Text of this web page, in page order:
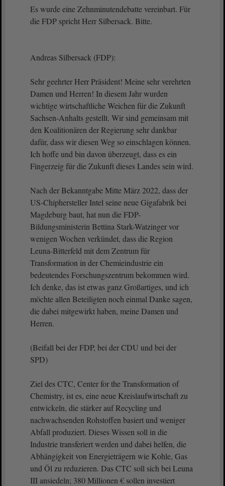
Es wurde eine Zehnminutendebatte vereinbart. Für
die FDP spricht Herr Silbersack. Bitte.
Andreas Silbersack (FDP):
Sehr geehrter Herr Präsident! Meine sehr verehrten
Damen und Herren! In diesem Jahr wurden
wichtige wirtschaftliche Weichen für die Zukunft
Sachsen-Anhalts gestellt. Wir sind gemeinsam mit
den Koalitionären der Regierung sehr dankbar
dafür, dass wir diesen Weg so einschlagen können.
Ich hoffe und bin davon überzeugt, dass es ein
Fingerzeig für die Zukunft dieses Landes sein wird.
Nach der Bekanntgabe Mitte März 2022, dass der
US-Chiphersteller Intel seine neue Gigafabrik bei
Magdeburg baut, hat nun die FDP-
Bildungsministerin Bettina Stark-Watzinger vor
wenigen Wochen verkündet, dass die Region
Leuna-Bitterfeld mit dem Zentrum für
Transformation in der Chemieindustrie ein
bedeutendes Forschungszentrum bekommen wird.
Ich denke, das ist etwas ganz Großartiges, und ich
möchte allen Beteiligten noch einmal Danke sagen,
die dabei mitgewirkt haben, meine Damen und
Herren.
(Beifall bei der FDP, bei der CDU und bei der
SPD)
Ziel des CTC, Center for the Transformation of
Chemistry, ist es, eine neue Kreislaufwirtschaft zu
entwickeln, die stärker auf Recycling und
nachwachsenden Rohstoffen basiert und weniger
Abfall produziert. Dieses Wissen soll in die
Industrie transferiert werden und dabei helfen, die
Abhängigkeit von Energieträgern wie Kohle, Gas
und Öl zu reduzieren. Das CTC soll sich bei Leuna
III ansiedeln; 380 Millionen € sollen investiert